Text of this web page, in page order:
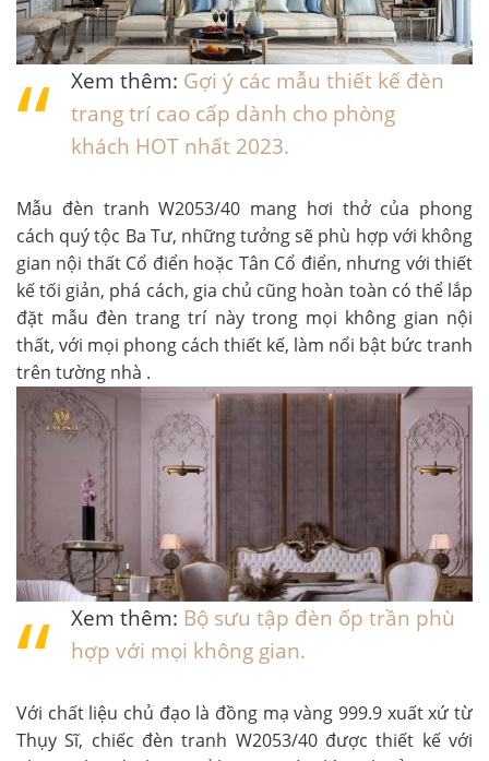
Xem thêm: Gợi ý các mẫu thiết kế đèn
trang trí cao cấp dành cho phòng
khách HOT nhất 2023.
Mẫu đèn tranh W2053/40 mang hơi thở của phong
cách quý tộc Ba Tư, những tưởng sẽ phù hợp với không
gian nội thất Cổ điển hoặc Tân Cổ điển, nhưng với thiết
kế tối giản, phá cách, gia chủ cũng hoàn toàn có thể lắp
đặt mẫu đèn trang trí này trong mọi không gian nội
thất, với mọi phong cách thiết kế, làm nổi bật bức tranh
trên tường nhà .
Xem thêm: Bộ sưu tập đèn ốp trần phù
hợp với mọi không gian.
Với chất liệu chủ đạo là đồng mạ vàng 999.9 xuất xứ từ
Thụy Sĩ, chiếc đèn tranh W2053/40được thiết kế với